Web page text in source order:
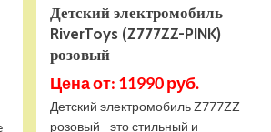
Детский электромобиль
RiverToys (Z777ZZ-PINK)
розовый
Цена от: 11990 руб.
Детский электромобиль Z777ZZ
розовый - это стильный и